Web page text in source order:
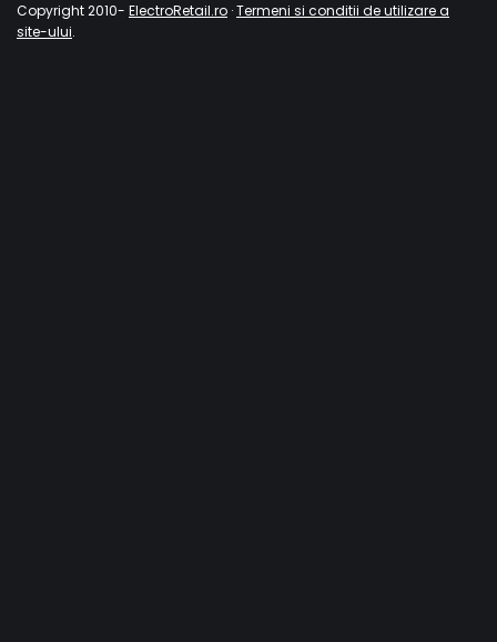
Copyright 2010- ElectroRetail.ro ·Termeni si conditii de utilizare a
site-ului.